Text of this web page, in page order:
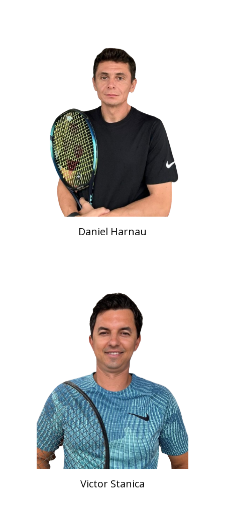
Daniel Harnau
Victor Stanica